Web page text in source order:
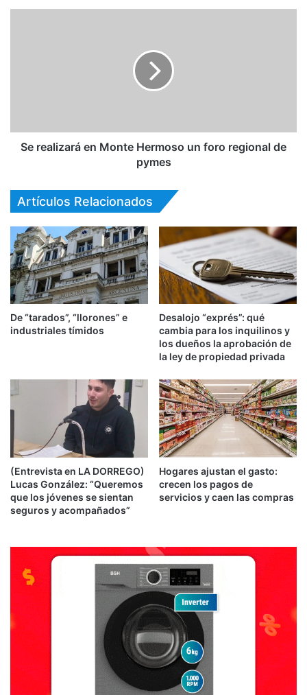
Se realizará en Monte Hermoso un foro regional de
pymes
Artículos Relacionados
De “tarados”, “llorones” e
industriales tímidos
Desalojo “exprés”: qué
cambia para los inquilinos y
los dueños la aprobación de
la ley de propiedad privada
(Entrevista en LA DORREGO)
Lucas González: “Queremos
que los jóvenes se sientan
seguros y acompañados”
Hogares ajustan el gasto:
crecen los pagos de
servicios y caen las compras